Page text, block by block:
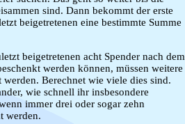
sind. Dann bekommt der erste
beigetretenen eine bestimmte Summe
beigetretenen acht Spender nach dem
werden können, müssen weitere
werden. Berechnet wie viele dies sind.
wie schnell ihr insbesondere
immer drei oder sogar zehn
werden.